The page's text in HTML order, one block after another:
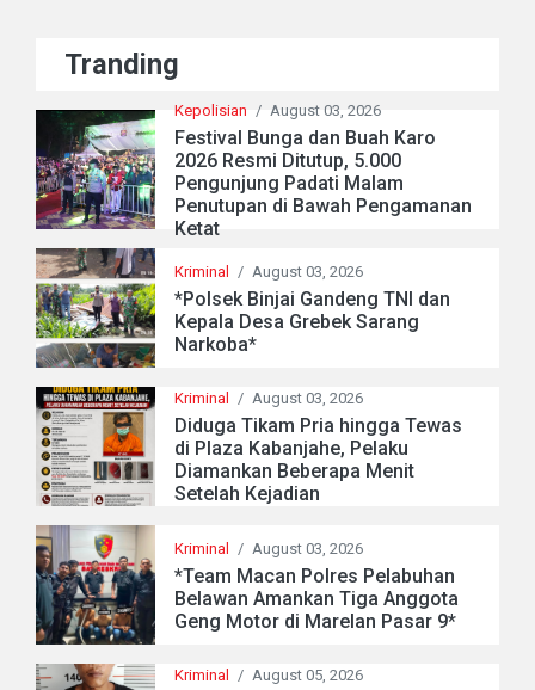
Tranding
Kepolisian / August 03, 2026
Festival Bunga dan Buah Karo
2026 Resmi Ditutup, 5.000
Pengunjung Padati Malam
Penutupan di Bawah Pengamanan
Ketat
Kriminal / August 03, 2026
*Polsek Binjai Gandeng TNI dan
Kepala Desa Grebek Sarang
Narkoba*
Kriminal / August 03, 2026
Diduga Tikam Pria hingga Tewas
di Plaza Kabanjahe, Pelaku
Diamankan Beberapa Menit
Setelah Kejadian
Kriminal / August 03, 2026
*Team Macan Polres Pelabuhan
Belawan Amankan Tiga Anggota
Geng Motor di Marelan Pasar 9*
Kriminal / August 05, 2026